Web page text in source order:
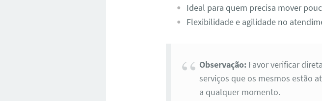
Ideal para quem precisa mover
Flexibilidade e agilidade no
Observação:Favor verificar
serviços que os mesmos estão
a qualquer momento.